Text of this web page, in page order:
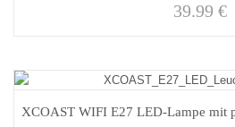
39.99 €
XCOAST WIFI E27 LED-Lampe mit